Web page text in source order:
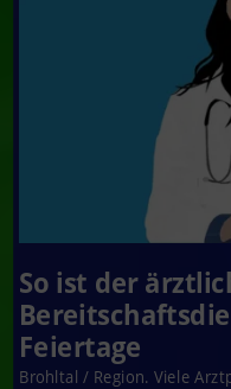
So ist der
Feiertage
Brohltal / Region. Viele